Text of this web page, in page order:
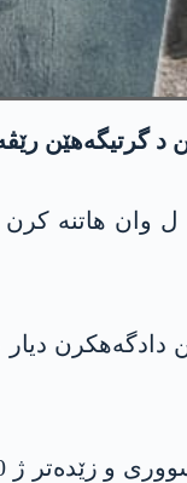
د گرتیگەهێن
ل وان هاتنە
دادگەهکرن